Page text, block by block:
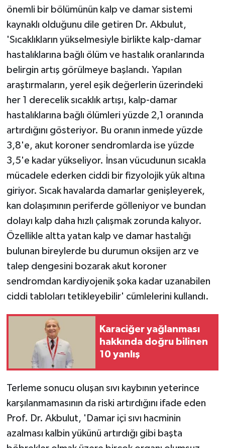
önemli bir bölümünün kalp ve damar sistemi
kaynaklı olduğunu dile getiren Dr. Akbulut,
'Sıcaklıkların yükselmesiyle birlikte kalp-damar
hastalıklarına bağlı ölüm ve hastalık oranlarında
belirgin artış görülmeye başlandı. Yapılan
araştırmaların, yerel eşik değerlerin üzerindeki
her 1 derecelik sıcaklık artışı, kalp-damar
hastalıklarına bağlı ölümleri yüzde 2,1 oranında
artırdığını gösteriyor. Bu oranın inmede yüzde
3,8'e, akut koroner sendromlarda ise yüzde
3,5'e kadar yükseliyor. İnsan vücudunun sıcakla
mücadele ederken ciddi bir fizyolojik yük altına
giriyor. Sıcak havalarda damarlar genişleyerek,
kan dolaşımının periferde gölleniyor ve bundan
dolayı kalp daha hızlı çalışmak zorunda kalıyor.
Özellikle altta yatan kalp ve damar hastalığı
bulunan bireylerde bu durumun oksijen arz ve
talep dengesini bozarak akut koroner
sendromdan kardiyojenik şoka kadar uzanabilen
ciddi tabloları tetikleyebilir' cümlelerini kullandı.
Karaciğer yağlanması
hakkında doğru bilinen
10 yanlış
Terleme sonucu oluşan sıvı kaybının yeterince
karşılanmamasının da riski artırdığını ifade eden
Prof. Dr. Akbulut, 'Damar içi sıvı hacminin
azalması kalbin yükünü artırdığı gibi başta
ÜLKE GÜNDEMİ
YEREL
Yerel Haberler